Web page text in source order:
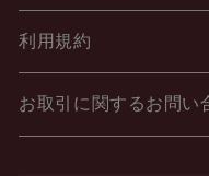
利用規約
お取引に関するお問い